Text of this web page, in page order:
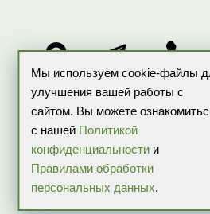
ИП Бекренева О.В. ИНН:
Copyright 2026 © Все права
магазин комнатных растений и
Мы используем cookie-файлы
улучшения вашей работы с
сайтом. Вы можете
с нашей Политикой
конфиденциальности и
Правилами обработки
персональных данных.